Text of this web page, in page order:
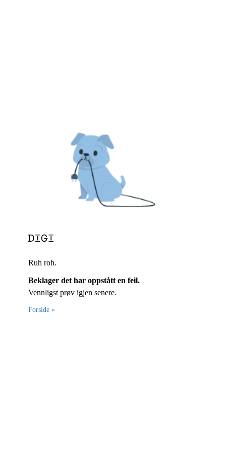
Ruh roh.
Beklager det har oppstått en feil.
Vennligst prøv igjen senere.
Forside »